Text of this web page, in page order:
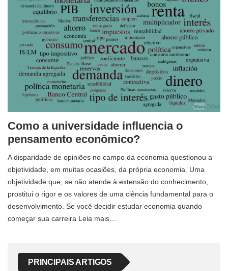
Como a universidade influencia o
pensamento econômico?
A disparidade de opiniões no campo da economia questionou a
objetividade, em muitas ocasiões, da própria economia. Uma
objetividade que, se não atende à extensão do conhecimento,
prostitui o rigor e os valores de uma ciência fundamental para o
desenvolvimento. Se você decidir estudar economia quando
começar sua carreira Leia mais…
PRINCIPAIS ARTIGOS